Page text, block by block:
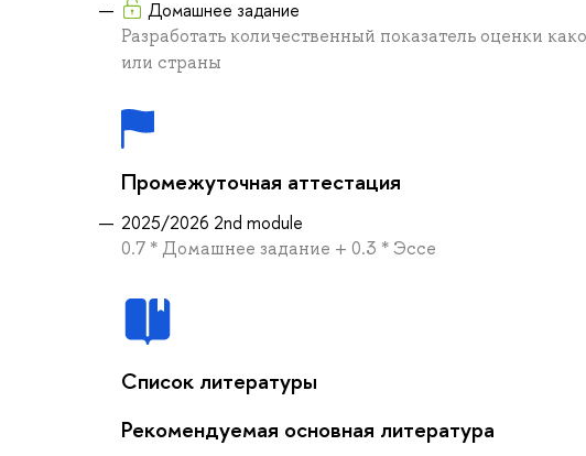
Домашнее задание
Разработать количественный показатель оценки
или страны
Промежуточная аттестация
2025/2026 2nd module
0.7 * Домашнее задание + 0.3 * Эссе
Список литературы
Рекомендуемая основная литература